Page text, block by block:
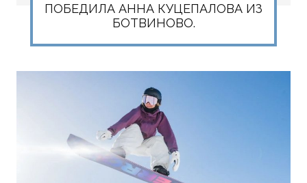
ПОБЕДИЛА АННА КУЦЕПАЛОВА ИЗ
БОТВИНОВО.